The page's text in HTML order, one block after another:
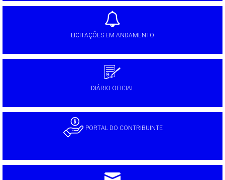
LICITAÇÕES EM ANDAMENTO
DIÁRIO OFICIAL
PORTAL DO CONTRIBUINTE